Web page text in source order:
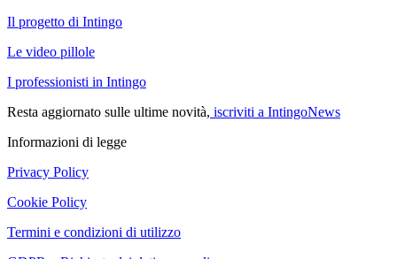
Il progetto di Intingo
Le video pillole
I professionisti in Intingo
Resta aggiornato sulle ultime novità, iscriviti a IntingoNews
Informazioni di legge
Privacy Policy
Cookie Policy
Termini e condizioni di utilizzo